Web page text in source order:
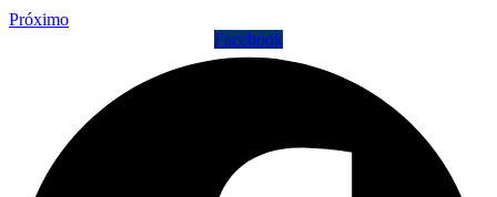
Próximo
Facebook